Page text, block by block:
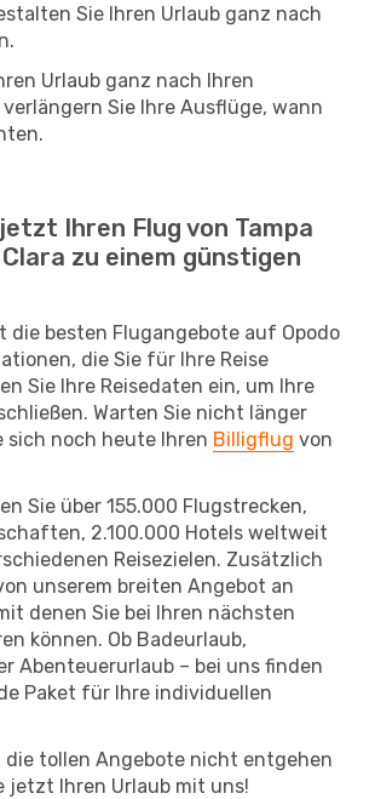
Sie Ihren Urlaub ganz nach
Urlaub ganz nach Ihren
Sie Ihre Ausflüge, wann
Ihren Flug von Tampa
zu einem günstigen
die besten Flugangebote auf Opodo
die Sie für Ihre Reise
Sie Ihre Reisedaten ein, um Ihre
Warten Sie nicht länger
sich noch heute Ihren Billigflug von
Sie über 155.000 Flugstrecken,
2.100.000 Hotels weltweit
Reisezielen. Zusätzlich
unserem breiten Angebot an
denen Sie bei Ihren nächsten
können. Ob Badeurlaub,
Abenteuerurlaub – bei uns finden
Paket für Ihre individuellen
die tollen Angebote nicht entgehen
jetzt Ihren Urlaub mit uns!